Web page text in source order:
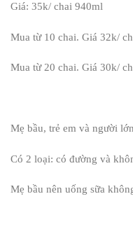
Giá: 35k/ chai 940ml
Mua từ 10 chai. Giá 32k/
Mua từ 20 chai. Giá 30k/
Mẹ bầu, trẻ em và người
Có 2 loại: có đường và
Mẹ bầu nên uống sữa